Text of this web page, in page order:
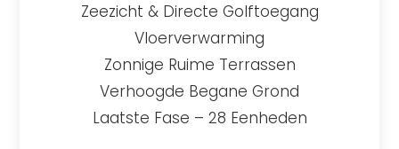
Zeezicht & Directe Golftoegang
Vloerverwarming
Zonnige Ruime Terrassen
Verhoogde Begane Grond
Laatste Fase – 28 Eenheden